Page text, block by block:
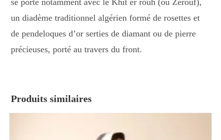
se porte notamment avec le Khit er rouh (ou Zerouf),
un diadème traditionnel algérien formé de rosettes et
de pendeloques d’or serties de diamant ou de pierre
précieuses, porté au travers du front.
Produits similaires